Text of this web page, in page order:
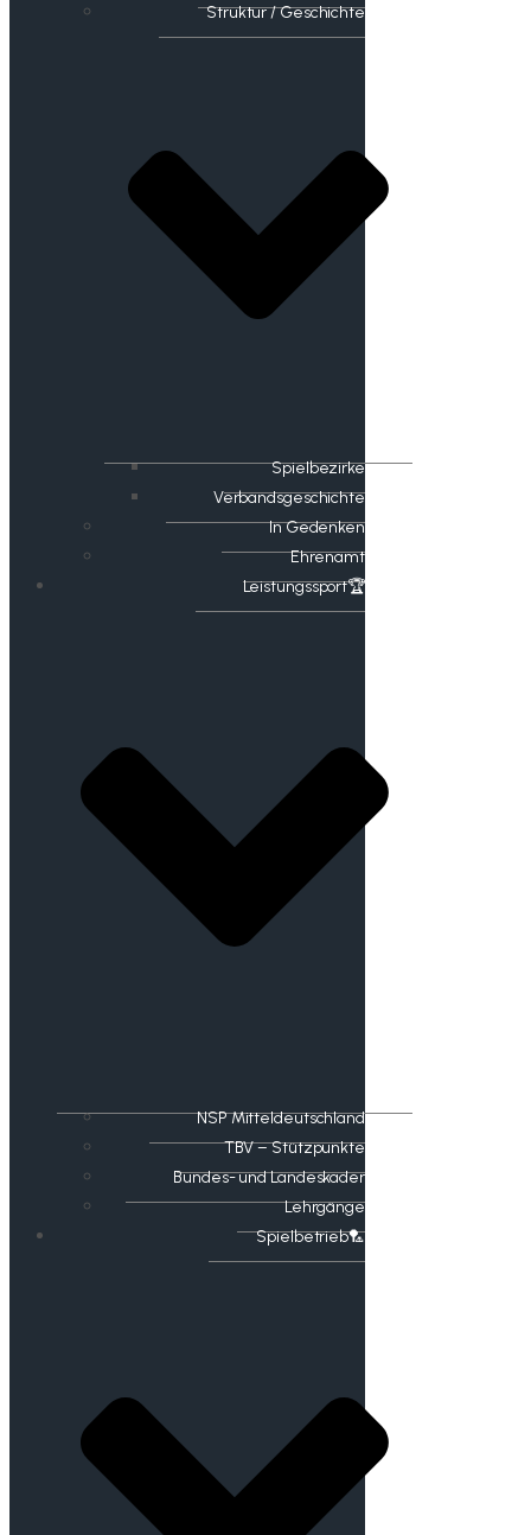
Struktur / Geschichte
Spielbezirke
Verbandsgeschichte
In Gedenken
Ehrenamt
​Leistungssport🏆
NSP Mitteldeutschland
TBV – Stützpunkte
Bundes- und Landeskader
Lehrgänge
Spielbetrieb🏸